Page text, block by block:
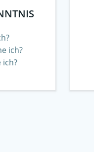
ich?
ich?